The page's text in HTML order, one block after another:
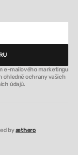
e-mailového marketingu
ohledně ochrany vašich
údajů.
byæthero